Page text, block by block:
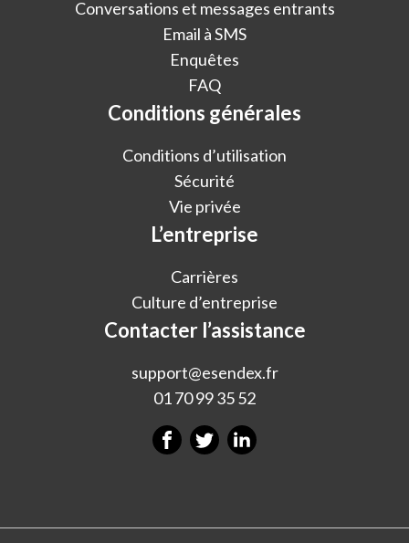
Conversations et messages entrants
Email à SMS
Enquêtes
FAQ
Conditions générales
Conditions d’utilisation
Sécurité
Vie privée
L’entreprise
Carrières
Culture d’entreprise
Contacter l’assistance
support@esendex.fr
01 70 99 35 52